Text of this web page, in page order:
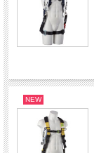
NEW